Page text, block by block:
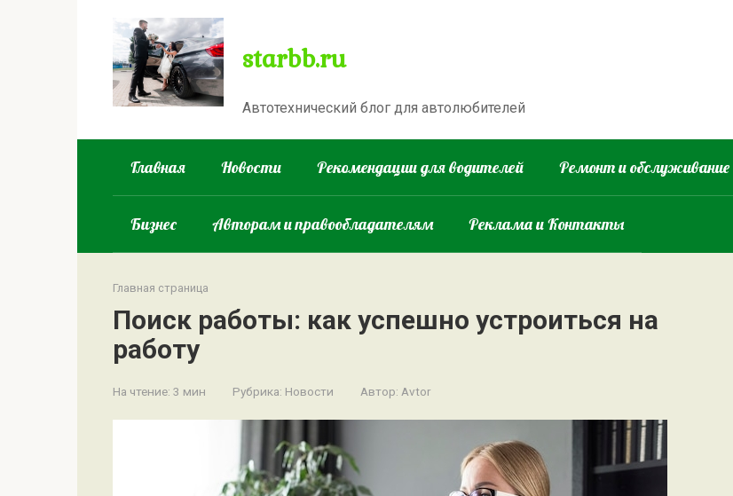
starbb.ru
Автотехнический блог для автолюбителей
Главная Новости Рекомендации для водителей Ремонт и обслуживание
Бизнес Авторам и правообладателям Реклама и Контакты
Главная страница
Поиск работы: как успешно устроиться на
работу
На чтение: 3 мин Рубрика: Новости Автор: Avtor